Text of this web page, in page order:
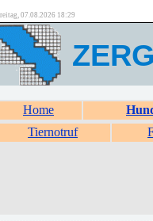
07.08.2026 18:29
ZERG
Home
Tiernotruf